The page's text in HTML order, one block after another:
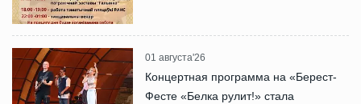
01 августа'26
Концертная программа на «Берест-
Фесте «Белка рулит!» стала